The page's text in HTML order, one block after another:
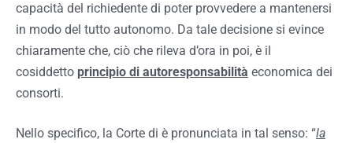
capacità del richiedente di poter provvedere a mantenersi
in modo del tutto autonomo. Da tale decisione si evince
chiaramente che, ciò che rileva d’ora in poi, è il
cosiddetto principio di autoresponsabilità economica dei
consorti.
Nello specifico, la Corte di è pronunciata in tal senso: “la